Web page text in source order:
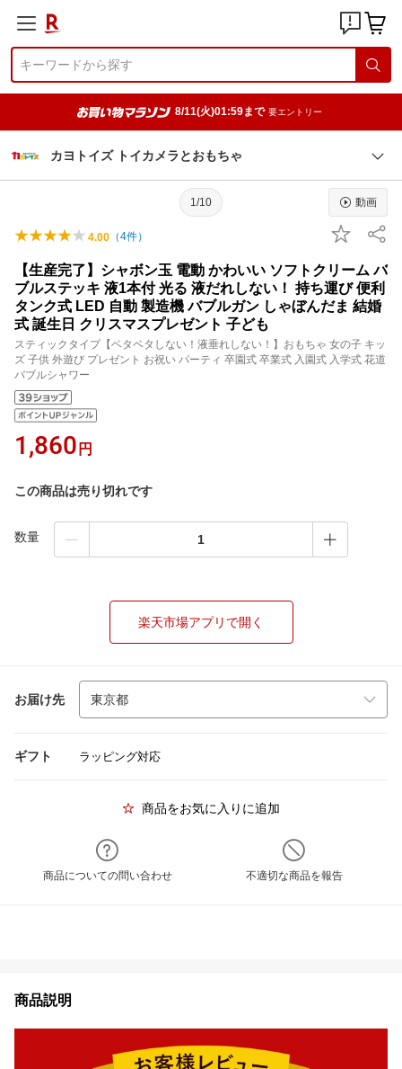
8/11(火)01:59まで 要エントリー
カヨトイズ トイカメラとおもちゃ
1/10 動画
4.00 （4件）
【生産完了】シャボン玉 電動 かわいい ソフトクリーム バ
ブルステッキ 液1本付 光る 液だれしない！ 持ち運び 便利
タンク式 LED 自動 製造機 バブルガン しゃぼんだま 結婚
式 誕生日 クリスマスプレゼント 子ども
スティックタイプ【ベタベタしない！液垂れしない！】おもちゃ 女の子 キッ
ズ 子供 外遊び プレゼント お祝い パーティ 卒園式 卒業式 入園式 入学式 花道
バブルシャワー
1,860 円
この商品は売り切れです
数量
楽天市場アプリで開く
お届け先
ギフト ラッピング対応
商品をお気に入りに追加
商品についての問い合わせ 不適切な商品を報告
商品説明